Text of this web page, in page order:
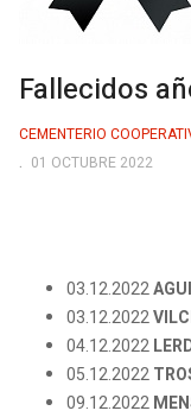
Fallecidos
CEMENTERIO
01 OCTUBRE 2022
03.12.2022
03.12.2022
04.12.2022
05.12.2022
09.12.2022